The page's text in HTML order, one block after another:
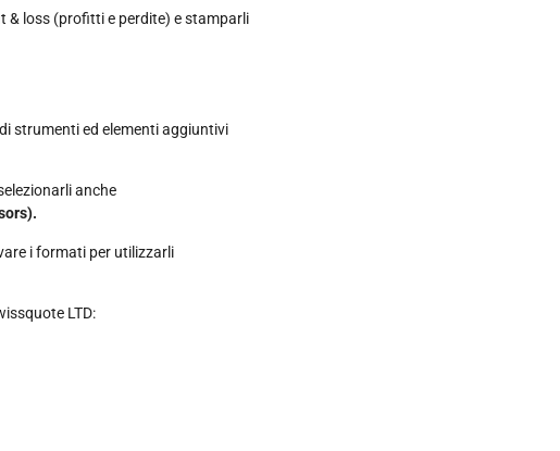
& loss (profitti e perdite) e stamparli
strumenti ed elementi aggiuntivi
anche
i formati per utilizzarli
LTD: